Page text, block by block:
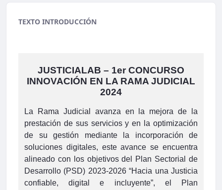
contenido prueba 2
TEXTO INTRODUCCIÓN
JUSTICIALAB – 1er CONCURSO
INNOVACIÓN EN LA RAMA JUDICIAL
2024
La Rama Judicial avanza en la mejora de la
prestación de sus servicios y en la optimización
de su gestión mediante la incorporación de
soluciones digitales, este avance se encuentra
alineado con los objetivos del Plan Sectorial de
Desarrollo (PSD) 2023-2026 “Hacia una Justicia
confiable, digital e incluyente”, el Plan